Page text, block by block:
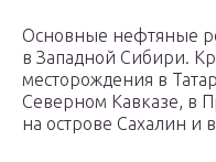
Основные нефтяные
в Западной Сибири.
месторождения в
Северном Кавказе, в
на острове Сахалин и